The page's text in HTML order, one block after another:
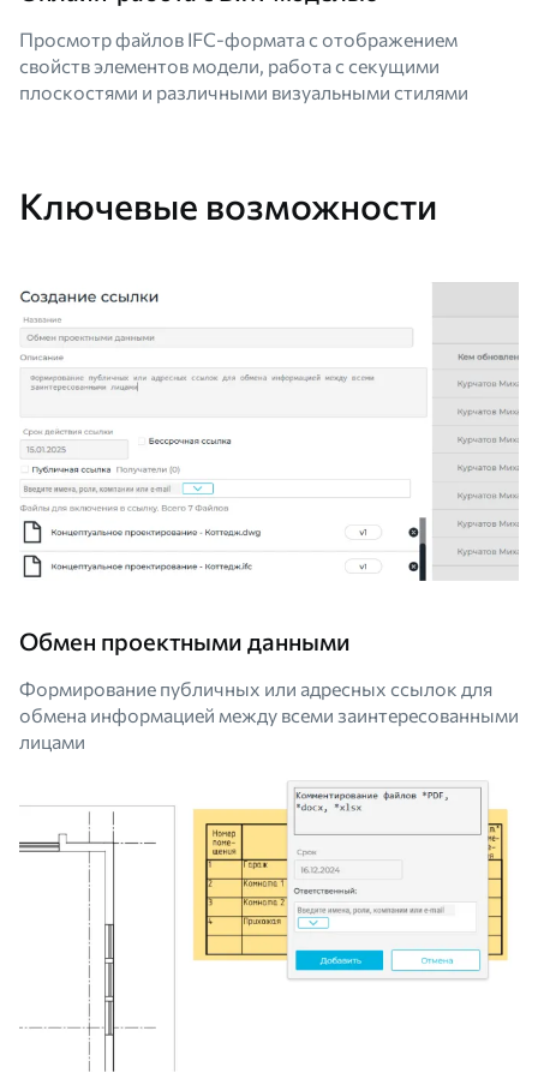
Просмотр файлов IFC-формата с отображением
свойств элементов модели, работа с секущими
плоскостями и различными визуальными стилями
Ключевые возможности
Обмен проектными данными
Формирование публичных или адресных ссылок для
обмена информацией между всеми заинтересованными
лицами